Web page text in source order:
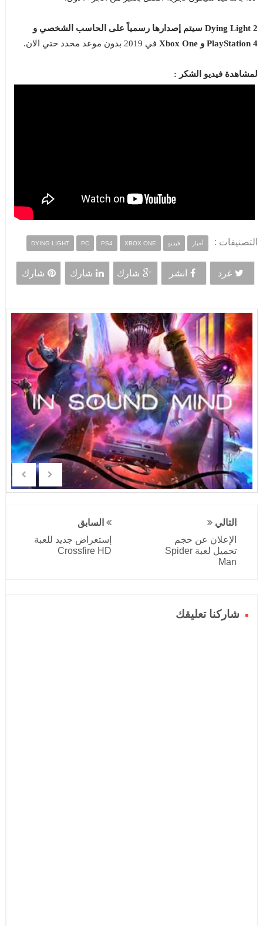
Dying Light 2 سيتم إصدارها رسمياً على الحاسب الشخصي و
PlayStation 4 و Xbox One
في 2019 بدون موعد محدد حتي الان.
لمشاهدة فيديو الشكر :
التصنيفات : أخبار فيديو DYING LIGHT PC PS4 XBOX ONE
غرد انشر شارك شارك شارك
التالي
الإعلان عن حجم
تحميل لعبة Spider
Man
السابق
إستعراض جديد للعبة
Crossfire HD
شاركنا تعليقك